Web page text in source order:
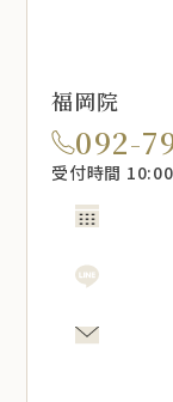
福岡院
092-
受付時間